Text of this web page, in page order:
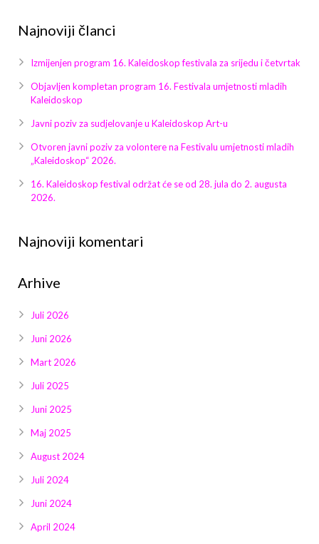
Najnoviji članci
Izmijenjen program 16. Kaleidoskop festivala za srijedu i četvrtak
Objavljen kompletan program 16. Festivala umjetnosti mladih
Kaleidoskop
Javni poziv za sudjelovanje u Kaleidoskop Art-u
Otvoren javni poziv za volontere na Festivalu umjetnosti mladih
„Kaleidoskop“ 2026.
16. Kaleidoskop festival održat će se od 28. jula do 2. augusta
2026.
Najnoviji komentari
Arhive
Juli 2026
Juni 2026
Mart 2026
Juli 2025
Juni 2025
Maj 2025
August 2024
Juli 2024
Juni 2024
April 2024